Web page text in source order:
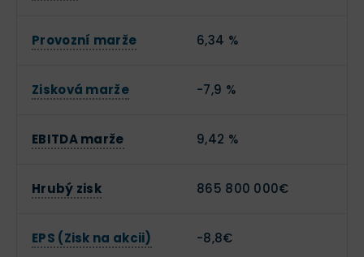
Provozní marže 6,34 %
Zisková marže -7,9 %
EBITDA marže 9,42 %
Hrubý zisk 865 800 000€
EPS (Zisk na akcii) -8,8€